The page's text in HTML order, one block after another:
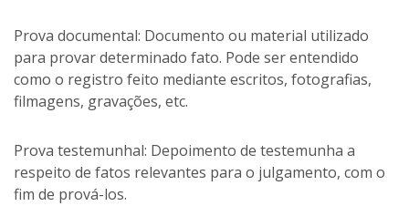
Prova documental: Documento ou material utilizado
para provar determinado fato. Pode ser entendido
como o registro feito mediante escritos, fotografias,
filmagens, gravações, etc.
Prova testemunhal: Depoimento de testemunha a
respeito de fatos relevantes para o julgamento, com o
fim de prová-los.